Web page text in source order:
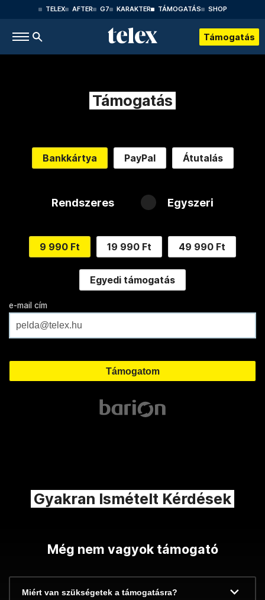
TELEX AFTER G7 KARAKTER TÁMOGATÁS SHOP
Támogatás
Támogatás
Bankkártya PayPal Átutalás
Rendszeres Egyszeri
9 990 Ft 19 990 Ft 49 990 Ft
Egyedi támogatás
e-mail cím
Gyakran Ismételt Kérdések
Még nem vagyok támogató
Miért van szükségetek a támogatásra?